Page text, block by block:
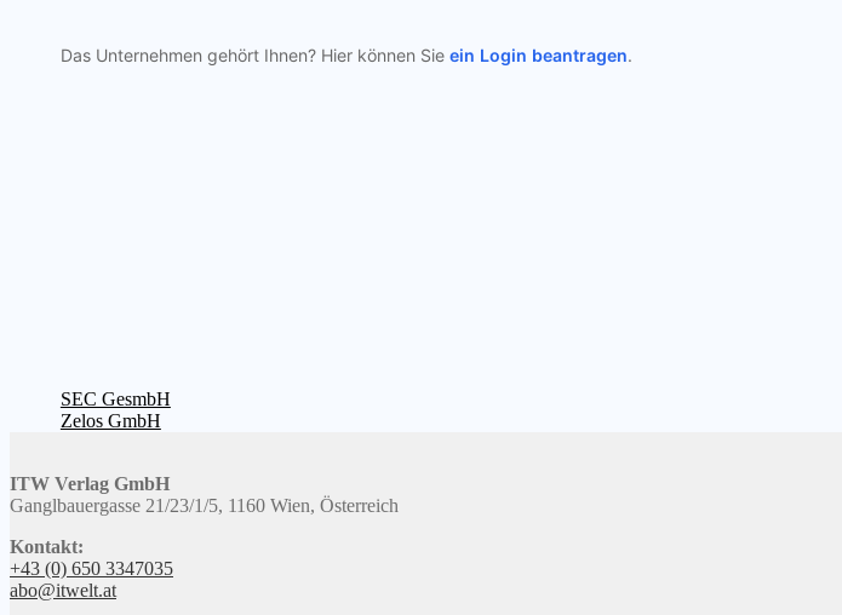
Das Unternehmen gehört Ihnen? Hier können Sie ein Login beantragen.
Beitragsnavigation
Vorheriger
Beitrag:
SEC GesmbH
Nächster
Zelos GmbH
ITW Verlag GmbH
Ganglbauergasse 21/23/1/5, 1160 Wien, Österreich
Kontakt:
+43 (0) 650 3347035
abo@itwelt.at